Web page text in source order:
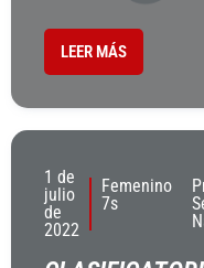
LEER MÁS
1 de
julio
de
2022
Femenino
7s